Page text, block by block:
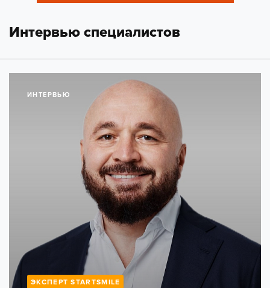
Интервью специалистов
ИНТЕРВЬЮ
ЭКСПЕРТ STARTSMILE